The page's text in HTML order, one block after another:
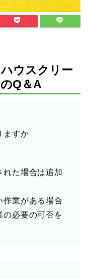
ウスクリー
Q＆A
ますか
れた場合は追加
作業がある場合
の必要の可否を